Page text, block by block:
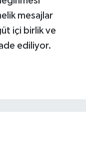
mesajlar
içi birlik ve
ediliyor.